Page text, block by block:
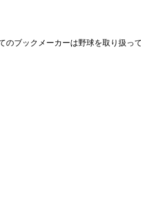
ブックメーカーは野球を取り扱っ